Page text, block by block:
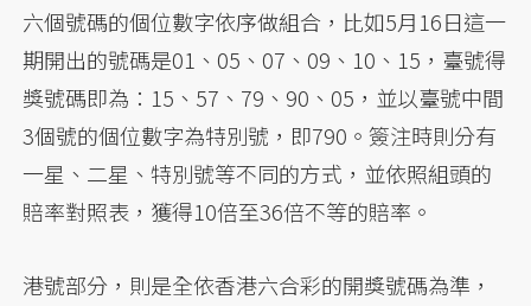
六個號碼的個位數字依序做組合，比如5月16日這一
期開出的號碼是01、05、07、09、10、15，臺號得
獎號碼即為：15、57、79、90、05，並以臺號中間
3個號的個位數字為特別號，即790。簽注時則分有
一星、二星、特別號等不同的方式，並依照組頭的
賠率對照表，獲得10倍至36倍不等的賠率。
港號部分，則是全依香港六合彩的開獎號碼為準，